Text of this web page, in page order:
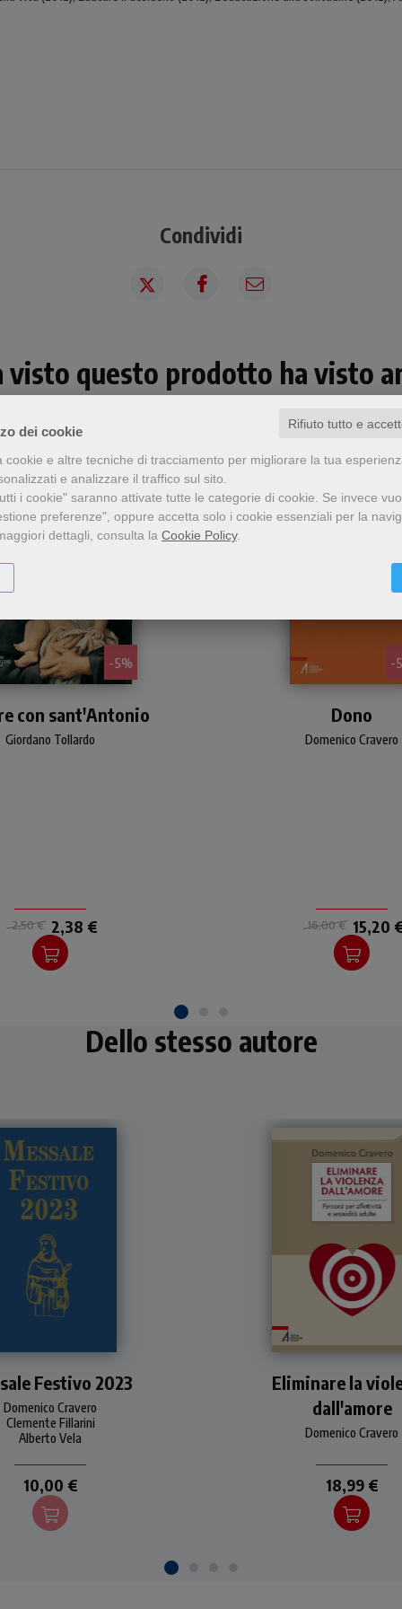
dei cookie
Rifiuto tutto e
cookie e altre tecniche di tracciamento per migliorare la tua
e analizzare il traffico sul sito.
i cookie" saranno attivate tutte le categorie di cookie. Se invece
preferenze", oppure accetta solo i cookie essenziali per la
dettagli, consulta la Cookie Policy.
Condividi
visto questo prodotto ha visto
- 5%
più conosciute e
Santo: dal Si quaeris
Giordano Tollardo
con sant'Antonio
2,50 € 2,38 €
-
ricerca delle tracce che
affettiva nella
Domenico Cravero
Dono
16,00 € 15,20
Dello stesso autore
per seguire la
tutto l'anno 2023. Con
commenti e
Cravero.
Domenico Cravero
Clemente Fillarini
Alberto Vela
Festivo 2023
10,00 €
amare? La parola più
“amore”, oggi non si sa
che cosa precisamente
Domenico Cravero
Eliminare la
dall'amore
18,99 €